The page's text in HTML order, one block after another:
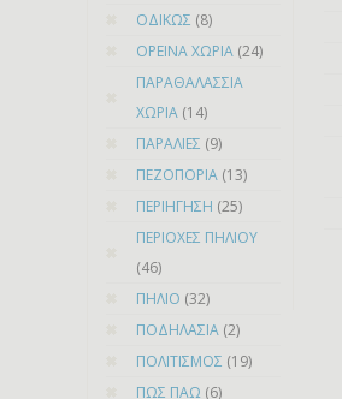
ΟΔΙΚΩΣ (8)
ΟΡΕΙΝΑ ΧΩΡΙΑ (24)
ΠΑΡΑΘΑΛΑΣΣΙΑ
ΧΩΡΙΑ (14)
ΠΑΡΑΛΙΕΣ (9)
ΠΕΖΟΠΟΡΙΑ (13)
ΠΕΡΙΗΓΗΣΗ (25)
ΠΕΡΙΟΧΕΣ ΠΗΛΙΟΥ
(46)
ΠΗΛΙΟ (32)
ΠΟΔΗΛΑΣΙΑ (2)
ΠΟΛΙΤΙΣΜΟΣ (19)
ΠΩΣ ΠΑΩ (6)